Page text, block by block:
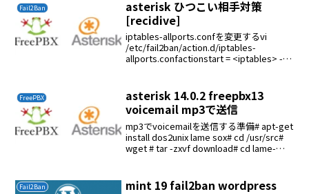
Fail2Ban
asterisk ひつこい相手対策
[recidive]
iptables-allports.confを変更するvi
/etc/fail2ban/action.d/iptables-
allports.confactionstart = <iptables> -N
FreePBX
asterisk 14.0.2 freepbx13
voicemail mp3で送信
mp3でvoicemailを送信する準備# apt-get
install dos2unix lame sox# cd /usr/src#
wget # tar -zxvf download# cd lame-
Fail2Ban mint 19 fail2ban wordpress